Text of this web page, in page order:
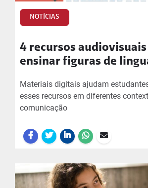
NOTÍCIAS
4 recursos
ensinar figuras de
Materiais digitais ajudam
esses recursos em diferentes
comunicação